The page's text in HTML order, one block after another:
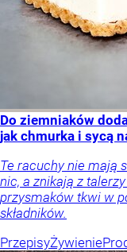
Do ziemniaków
jak chmurka i sycą
Te racuchy nie mają
nic, a znikają z
przysmaków tkwi w
składników.
PrzepisyŻywienie